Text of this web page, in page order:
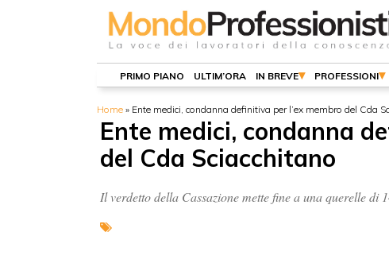
PRIMO PIANO ULTIM’ORA IN BREVE PROFESSIONI
Home » Ente medici, condanna definitiva per l’ex membro del Cda
Ente medici, condanna
del Cda Sciacchitano
Il verdetto della Cassazione mette fine a una querelle di